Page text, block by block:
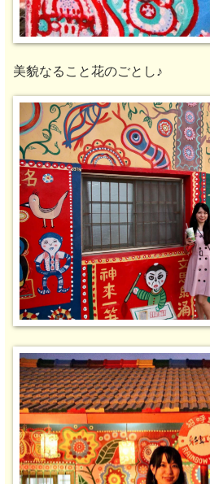
美貌なること花のごとし♪